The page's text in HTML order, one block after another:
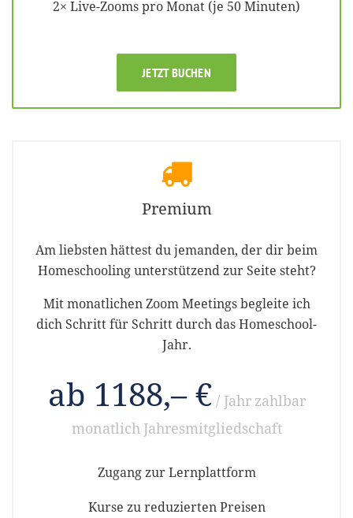
2× Live-Zooms pro Monat (je 50 Minuten)
JETZT BUCHEN
Premium
Am liebsten hättest du jemanden, der dir beim
Homeschooling unterstützend zur Seite steht?
Mit monatlichen Zoom Meetings begleite ich
dich Schritt für Schritt durch das Homeschool-
Jahr.
ab 1188,– € / Jahr zahlbar
monatlich Jahresmitgliedschaft
Zugang zur Lernplattform
Kurse zu reduzierten Preisen